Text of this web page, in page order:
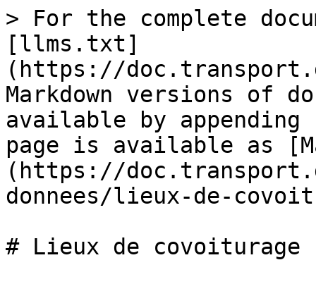
> For the complete
[llms.txt]
(https://
Markdown versions of
available by
page is available as
(https://
donnees/lieux-de-
# Lieux de covoiturage